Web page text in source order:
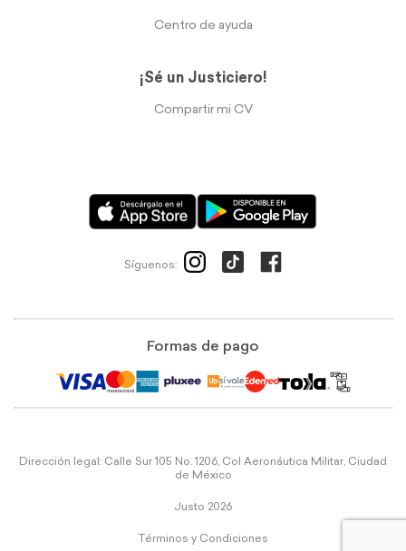
Centro de ayuda
¡Sé un Justiciero!
Compartir mi CV
Síguenos:
Formas de pago
Dirección legal: Calle Sur 105 No. 1206, Col Aeronáutica Militar, Ciudad
de México
Justo 2026
Términos y Condiciones